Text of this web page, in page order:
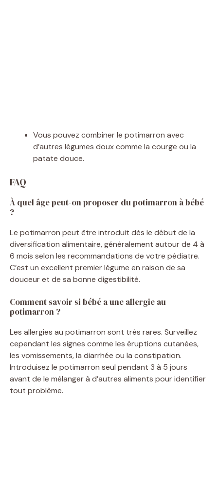
Vous pouvez combiner le potimarron avec
d’autres légumes doux comme la courge ou la
patate douce.
FAQ
À quel âge peut-on proposer du potimarron à bébé
?
Le potimarron peut être introduit dès le début de la
diversification alimentaire, généralement autour de 4 à
6 mois selon les recommandations de votre pédiatre.
C’est un excellent premier légume en raison de sa
douceur et de sa bonne digestibilité.
Comment savoir si bébé a une allergie au
potimarron ?
Les allergies au potimarron sont très rares. Surveillez
cependant les signes comme les éruptions cutanées,
les vomissements, la diarrhée ou la constipation.
Introduisez le potimarron seul pendant 3 à 5 jours
avant de le mélanger à d’autres aliments pour identifier
tout problème.